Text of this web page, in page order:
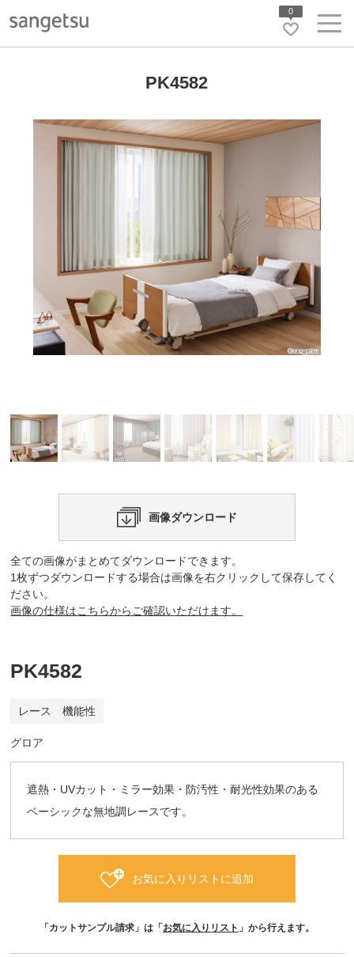
0
PK4582
画像ダウンロード
全ての画像がまとめてダウンロードできます。
1枚ずつダウンロードする場合は画像を右クリックして保存してく
ださい。
画像の仕様はこちらからご確認いただけます。
PK4582
レース 機能性
グロア
遮熱・UVカット・ミラー効果・防汚性・耐光性効果のある
ベーシックな無地調レースです。
お気に入りリストに追加
「カットサンプル請求」は「 お気に入りリスト 」から行えます。